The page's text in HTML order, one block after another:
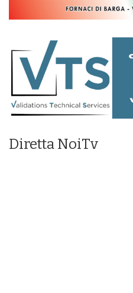
Diretta NoiTv